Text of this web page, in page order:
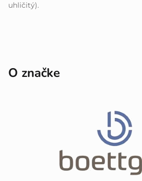
uhličitý).
O značke